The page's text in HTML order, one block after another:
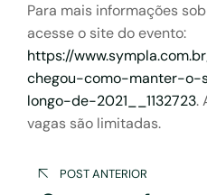
Para mais informações
acesse o site do evento:
https://
chegou-como-manter-
longo-de-2021__1132723.
vagas são limitadas.
POST ANTERIOR